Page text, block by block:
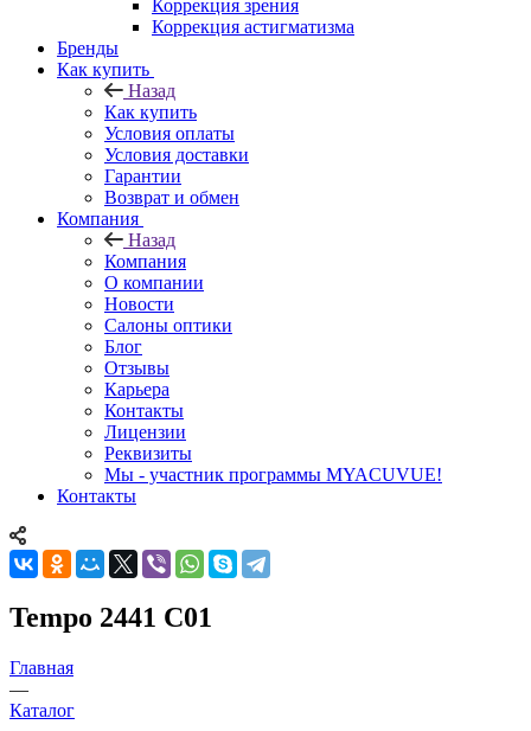
Коррекция зрения
Коррекция астигматизма
Бренды
Как купить
Назад
Как купить
Условия оплаты
Условия доставки
Гарантии
Возврат и обмен
Компания
Назад
Компания
О компании
Новости
Салоны оптики
Блог
Отзывы
Карьера
Контакты
Лицензии
Реквизиты
Мы - участник программы MYACUVUE!
Контакты
Tempo 2441 C01
Главная
—
Каталог